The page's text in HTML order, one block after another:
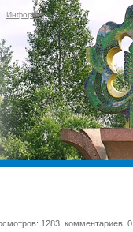
Информер
1283, комментариев: 0